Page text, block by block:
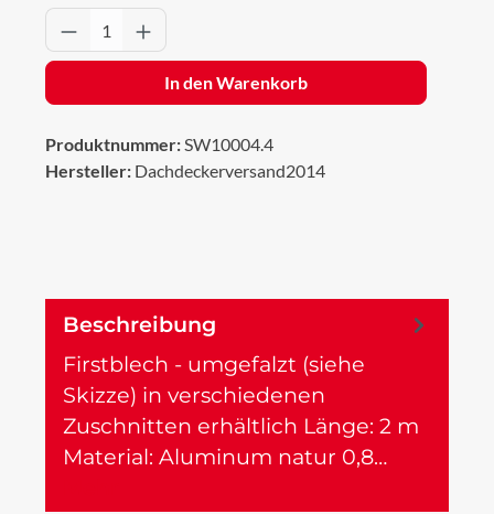
Produkt Anzahl: Gib den gewünschten
In den Warenkorb
Produktnummer:SW10004.4
Hersteller: Dachdeckerversand2014
Beschreibung
Firstblech - umgefalzt (siehe
Skizze) in verschiedenen
Zuschnitten erhältlich Länge: 2 m
Material: Aluminum natur 0,8…